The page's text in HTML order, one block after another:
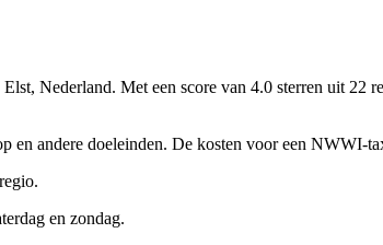
Nederland. Met een score van 4.0 sterren uit 22
andere doeleinden. De kosten voor een NWWI-
en zondag.